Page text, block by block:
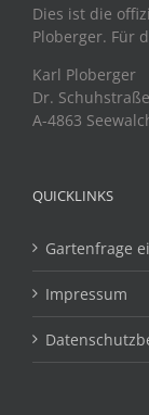
Dies ist die
Ploberger. Für
Karl Ploberger
Dr.
A-4863
QUICKLINKS
Gartenfrage
Impressum